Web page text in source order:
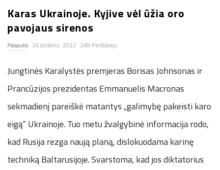
n
.
n
e
t
Karas Ukrainoje. Kyjive vėl ūžia oro
pavojaus sirenos
Pasaulis 26 birželio, 2022 269 Peržiūrėjo
Jungtinės Karalystės premjeras Borisas Johnsonas ir
Prancūzijos prezidentas Emmanuelis Macronas
sekmadienį pareiškė matantys „galimybę pakeisti karo
eigą“ Ukrainoje. Tuo metu žvalgybinė informacija rodo,
kad Rusija rezga naują planą, dislokuodama karinę
techniką Baltarusijoje. Svarstoma, kad jos diktatorius